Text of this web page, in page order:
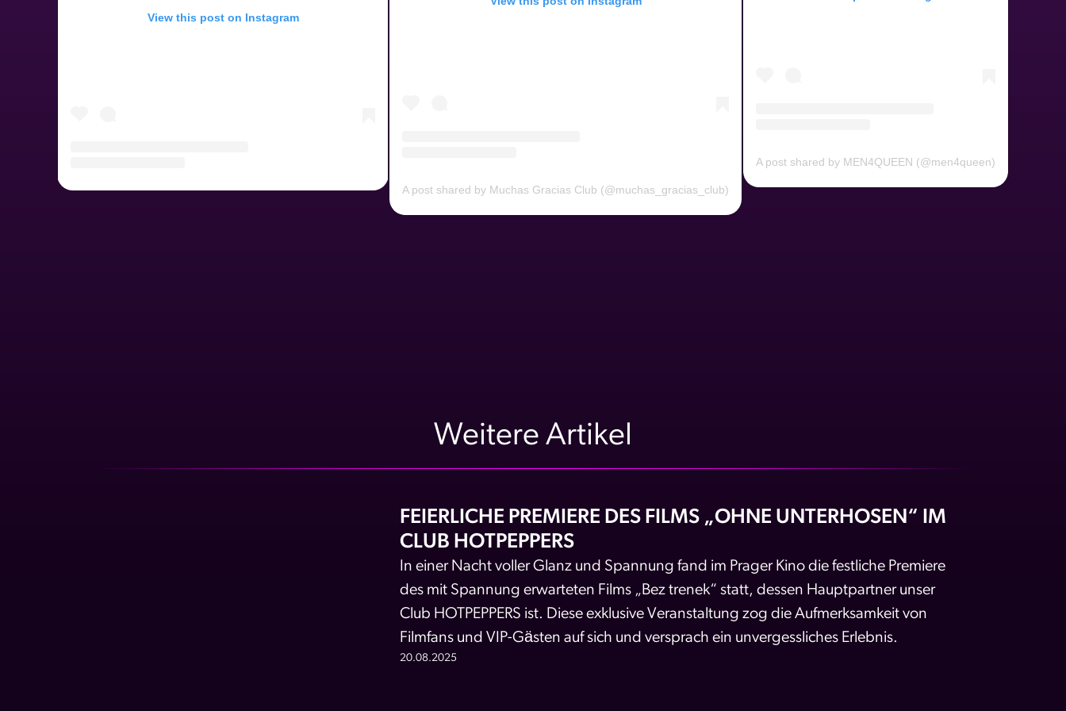
View this post on Instagram
A post shared by Muchas Gracias Club (@muchas_gracias_club)
A post shared by MEN4QUEEN (@men4queen)
Weitere Artikel
FEIERLICHE PREMIERE DES FILMS „OHNE UNTERHOSEN“ IM
CLUB HOTPEPPERS
In einer Nacht voller Glanz und Spannung fand im Prager Kino die festliche Premiere
des mit Spannung erwarteten Films „Bez trenek“ statt, dessen Hauptpartner unser
Club HOTPEPPERS ist. Diese exklusive Veranstaltung zog die Aufmerksamkeit von
Filmfans und VIP-Gästen auf sich und versprach ein unvergessliches Erlebnis.
20.08.2025